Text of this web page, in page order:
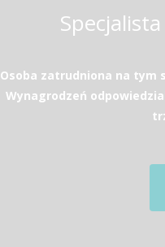
Osoba zatrudniona na tym
Wynagrodzeń